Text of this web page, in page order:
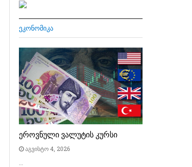
ᲔᲙᲝᲜᲝᲛᲘᲙᲐ
ეროვნული ვალუტის კურსი
აგვისტო 4, 2026
…